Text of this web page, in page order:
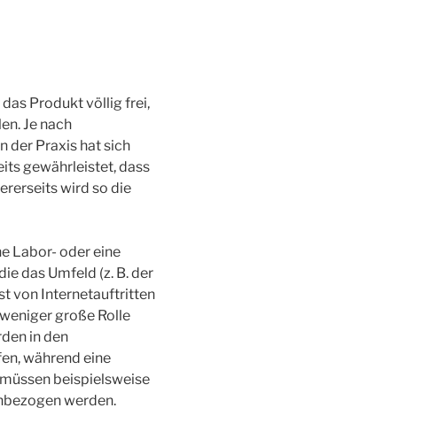
Produkt völlig frei,
Je nach
der Praxis hat sich
gewährleistet, dass
wird so die
Labor- oder eine
das Umfeld (z. B. der
von Internetauftritten
große Rolle
in den
während eine
beispielsweise
werden.